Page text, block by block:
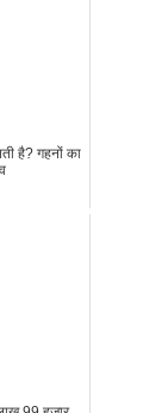
है? गहनों का